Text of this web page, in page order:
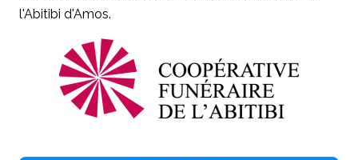
l'Abitibi d'Amos.